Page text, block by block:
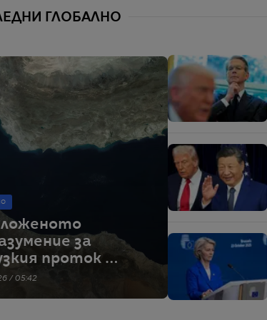
ГЛОБАЛНО
за
проток би
Иран
/ 05:42